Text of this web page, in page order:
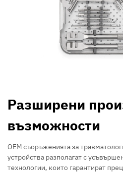
Разширени
възможности
OEM съоръженията за
устройства разполагат с
технологии, които гарантират